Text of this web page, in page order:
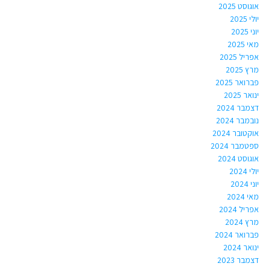
אוגוסט 2025
יולי 2025
יוני 2025
מאי 2025
אפריל 2025
מרץ 2025
פברואר 2025
ינואר 2025
דצמבר 2024
נובמבר 2024
אוקטובר 2024
ספטמבר 2024
אוגוסט 2024
יולי 2024
יוני 2024
מאי 2024
אפריל 2024
מרץ 2024
פברואר 2024
ינואר 2024
דצמבר 2023